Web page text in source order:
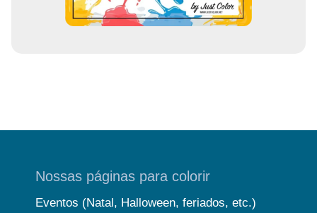
Nossas páginas para colorir
Eventos (Natal, Halloween, feriados, etc.)